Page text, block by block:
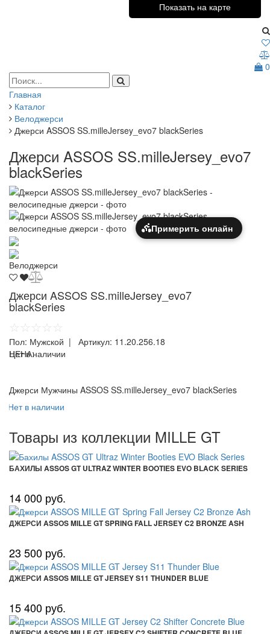
Показать на карте
0
Главная
Каталог
Велоджерси
Джерси ASSOS SS.milleJersey_evo7 blackSeries
Джерси ASSOS SS.milleJersey_evo7
blackSeries
Примерить онлайн
Велоджерси
Джерси ASSOS SS.milleJersey_evo7
blackSeries
☆☆☆☆☆
Пол: Мужской | Артикул: 11.20.256.18
ЦЕНА:
Нет в наличии
Джерси Мужчины ASSOS SS.milleJersey_evo7 blackSeries
Нет в наличии
Товары из коллекции MILLE GT
БАХИЛЫ ASSOS GT ULTRAZ WINTER BOOTIES EVO BLACK SERIES
14 000 руб.
ДЖЕРСИ ASSOS MILLE GT SPRING FALL JERSEY C2 BRONZE ASH
23 500 руб.
ДЖЕРСИ ASSOS MILLE GT JERSEY S11 THUNDER BLUE
15 400 руб.